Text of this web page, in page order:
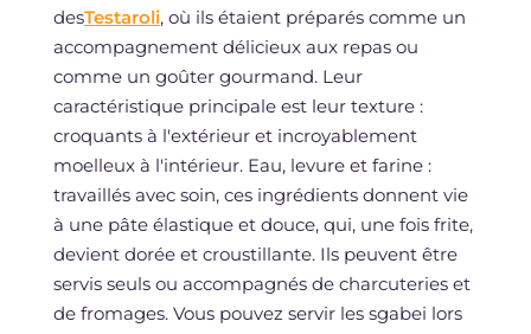
desTestaroli, où ils étaient préparés comme un
accompagnement délicieux aux repas ou
comme un goûter gourmand. Leur
caractéristique principale est leur texture :
croquants à l'extérieur et incroyablement
moelleux à l'intérieur. Eau, levure et farine :
travaillés avec soin, ces ingrédients donnent vie
à une pâte élastique et douce, qui, une fois frite,
devient dorée et croustillante. Ils peuvent être
servis seuls ou accompagnés de charcuteries et
de fromages. Vous pouvez servir les sgabei lors